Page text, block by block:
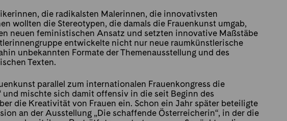
die radikalsten Malerinnen, die innovativsten
wollten die Stereotypen, die damals die Frauenkunst umgab,
neuen feministischen Ansatz und setzten innovative Maßstäbe
entwickelte nicht nur neue raumkünstlerische
unbekannten Formate der Themenausstellung und des
Texten.
parallel zum internationalen Frauenkongress die
und mischte sich damit offensiv in die seit Beginn des
die Kreativität von Frauen ein. Schon ein Jahr später beteiligte
an der Ausstellung „Die schaffende Österreicherin“, in der die